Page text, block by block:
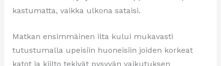
kastumatta, vaikka ulkona sataisi.
Matkan ensimmäinen ilta kului mukavasti
tutustumalla upeisiin huoneisiin joiden korkeat
katot ja kiilto tekivät pysyvän vaikutuksen